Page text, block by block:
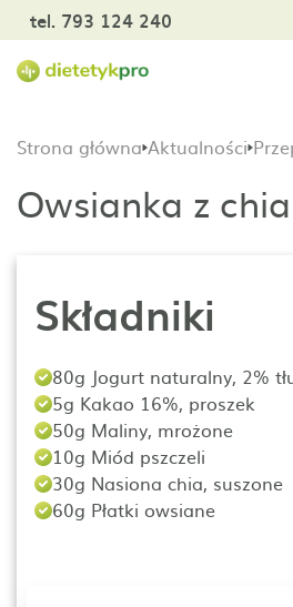
tel. 793 124 240
Strona główna Aktualności
Owsianka z
Składniki
80g Jogurt naturalny, 2%
5g Kakao 16%, proszek
50g Maliny, mrożone
10g Miód pszczeli
30g Nasiona chia, suszone
60g Płatki owsiane